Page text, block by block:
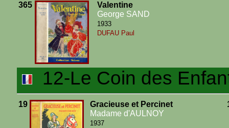
365
Valentine
George SAND
1933
DUFAU Paul
12-Le Coin des
19
Gracieuse et Percinet
Madame d'AULNOY
1937